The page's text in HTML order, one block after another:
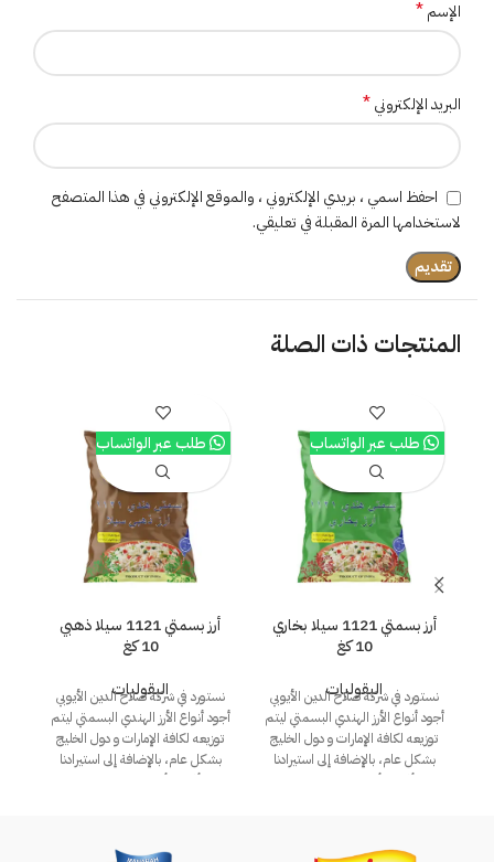
الإسم*
البريد الإلكتروني*
احفظ اسمي ، بريدي الإلكتروني ، والموقع الإلكتروني في هذا المتصفح
لاستخدامها المرة المقبلة في تعليقي.
المنتجات ذات الصلة
أرز بسمتي 1121 سيلا بخاري
10 كغ
البقوليات
نستورد في شركة صلاح الدين الأيوبي
أجود أنواع الأرز الهندي البسمتي ليتم
توزيعه لكافة الإمارات و دول الخليج
بشكل عام، بالإضافة إلى استيرادنا
أفضل أنواع الرز المصري.
طلب عبر الواتساب
أرز بسمتي 1121 سيلا ذهبي
10 كغ
البقوليات
نستورد في شركة صلاح الدين الأيوبي
أجود أنواع الأرز الهندي البسمتي ليتم
توزيعه لكافة الإمارات و دول الخليج
بشكل عام، بالإضافة إلى استيرادنا
أفضل أنواع الرز المصري.
طلب عبر الواتساب